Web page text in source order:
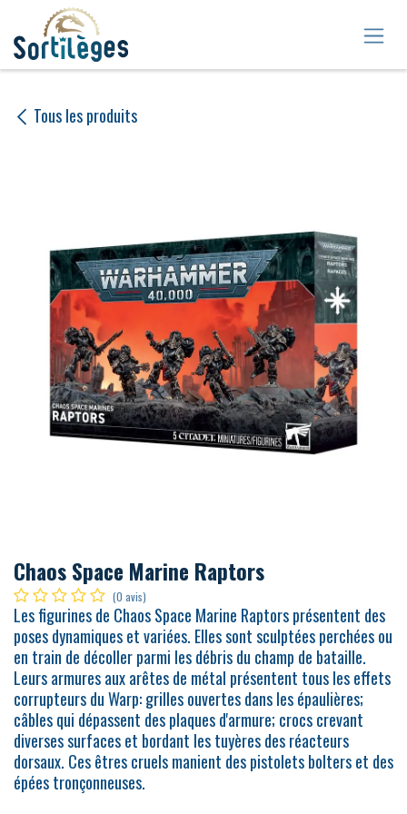
Se rendre au contenu
Tous les produits
Chaos Space Marine Raptors
(0 avis)
Les figurines de Chaos Space Marine Raptors présentent des
poses dynamiques et variées. Elles sont sculptées perchées ou
en train de décoller parmi les débris du champ de bataille.
Leurs armures aux arêtes de métal présentent tous les effets
corrupteurs du Warp: grilles ouvertes dans les épaulières;
câbles qui dépassent des plaques d'armure; crocs crevant
diverses surfaces et bordant les tuyères des réacteurs
dorsaux. Ces êtres cruels manient des pistolets bolters et des
épées tronçonneuses.